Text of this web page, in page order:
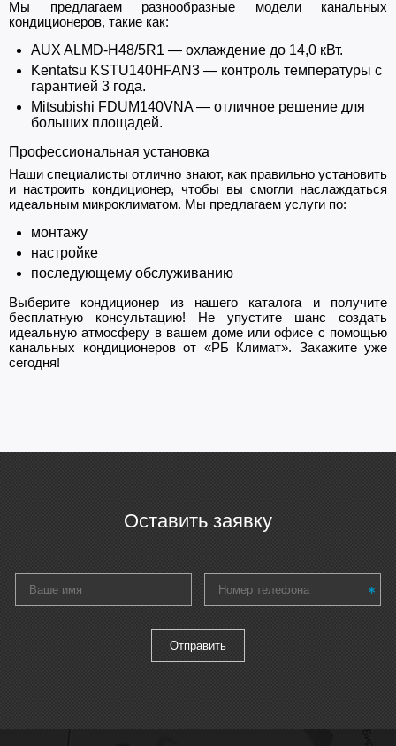
Мы предлагаем разнообразные модели канальных
кондиционеров, такие как:
AUX ALMD-H48/5R1 — охлаждение до 14,0 кВт.
Kentatsu KSTU140HFAN3 — контроль температуры с
гарантией 3 года.
Mitsubishi FDUM140VNA — отличное решение для
больших площадей.
Профессиональная установка
Наши специалисты отлично знают, как правильно установить
и настроить кондиционер, чтобы вы смогли наслаждаться
идеальным микроклиматом. Мы предлагаем услуги по:
монтажу
настройке
последующему обслуживанию
Выберите кондиционер из нашего каталога и получите
бесплатную консультацию! Не упустите шанс создать
идеальную атмосферу в вашем доме или офисе с помощью
канальных кондиционеров от «РБ Климат». Закажите уже
сегодня!
Оставить заявку